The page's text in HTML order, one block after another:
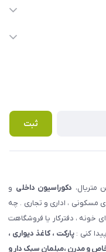
ثبت
متریال، دکوراسیون داخلی و
مسکونی ، اداری و تجاری . چه
خونه ، دفترکار یا فروشگاهت
کنی :پارکت ، کاغذ دیواری ،
و مدرن ،مبلمان سبک دار و